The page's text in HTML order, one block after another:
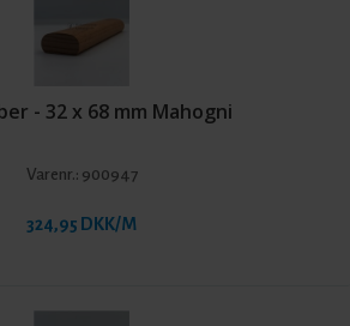
- 32 x 68 mm Mahogni
Varenr.: 900947
324,95 DKK/M